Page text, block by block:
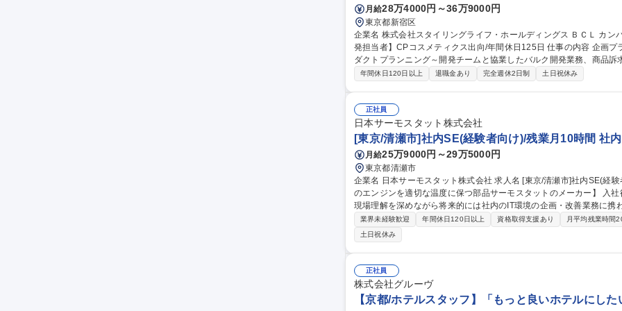
月給28万4000円～36万9000円
東京都新宿区
企業名 株式会社スタイリングライフ・ホールディングス ＢＣＬ カンパニー 求人名 【スキンケア化粧
発担当者】CPコスメティクス出向/年間休日125日 仕事の内容 企画プランナーとして、スキンケアを中心にプロ
ダクトプランニング～開発チームと協業したバルク開発業務、商品
きます。 【立案】■販売データ分析、課題抽出等企画背景構築 ■リリース計画案(短期・中長期)、新商品の提案
OEMメーカーなどと連携しながら業務を進めて頂きます。 募集職種 【スキンケア化粧品の企画開発担当者】CP
コスメティクス出向/年間休日125日
年間休日120日以上 退職金あり 完全週休2日制 土日祝休み
正社員
日本サーモスタット株式会社
[東京/清瀬市]社内SE(経験者向け)/残業月10時間 社
月給25万9000円～29万5000円
東京都清瀬市
企業名 日本サーモスタット株式会社 求人名 [東京/清瀬市]社内SE(経験者向け)/残業月10時間 仕事の内容 【自動車
のエンジンを適切な温度に保つ部品サーモスタットのメーカー】 入
現場理解を深めながら将来的には社内のIT環境の企画・改善業務に携わって頂きます。
PC・IT機器のセットアップ/管理(キッティング)、社内問い合わせ対
(業務ツール等) 、業務運用サポート 、社内IT講習の実施等■IT環境の
築・運用 (基幹システム・仮想環境等)、業務効率化ツールの作成・
等)、ITインフラの構築・運用、DX推
業界未経験歓迎 年間休日120日以上 資格取得支援あり
月平均残業時間
土日祝休み
正社員
株式会社グルーヴ
【京都/ホテルスタッフ】「もっと良いホテルにし